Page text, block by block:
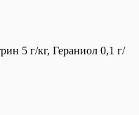
5 г/кг, Гераниол 0,1 г/